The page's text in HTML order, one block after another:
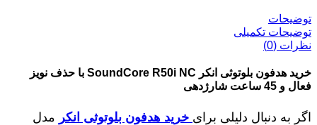
توضیحات
توضیحات تکمیلی
نظرات (0)
خرید هدفون بلوتوثی انکر SoundCore R50i NC با حذف نویز
فعال و 45 ساعت شارژدهی
اگر به دنبال دلیلی برای خرید هدفون بلوتوثی انکر مدل